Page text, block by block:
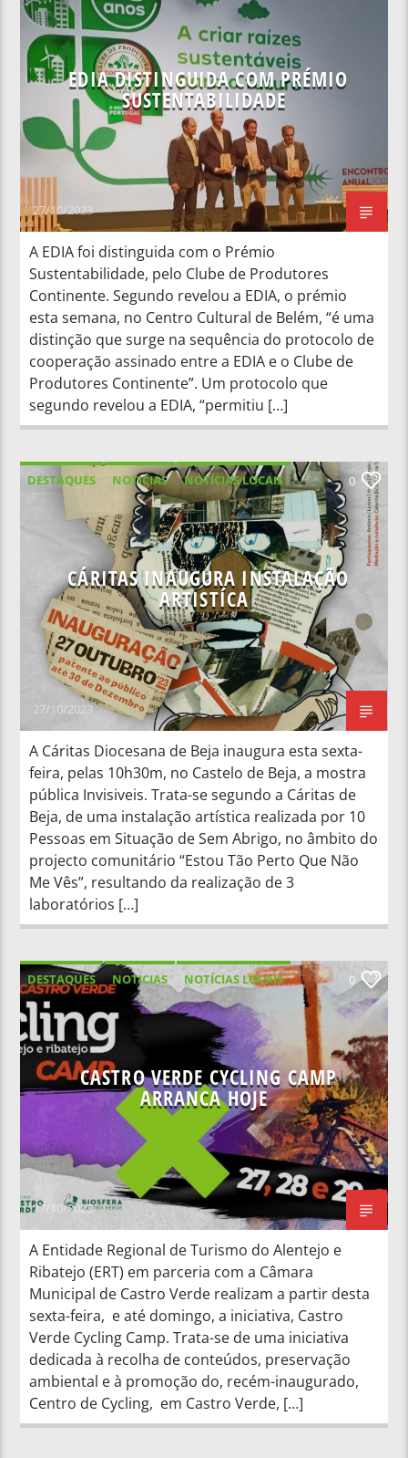
NOTÍCIAS NACIONAIS
EDIA DISTINGUIDA COM PRÉMIO
SUSTENTABILIDADE
27/10/2023
A EDIA foi distinguida com o Prémio
Sustentabilidade, pelo Clube de Produtores
Continente. Segundo revelou a EDIA, o prémio
esta semana, no Centro Cultural de Belém, “é uma
distinção que surge na sequência do protocolo de
cooperação assinado entre a EDIA e o Clube de
Produtores Continente”. Um protocolo que
segundo revelou a EDIA, “permitiu […]
DESTAQUES NOTICIAS
NOTÍCIAS LOCAIS
NOTÍCIAS NACIONAIS
0
CÁRITAS INAUGURA INSTALAÇÃO
ARTISTÍCA
27/10/2023
A Cáritas Diocesana de Beja inaugura esta sexta-
feira, pelas 10h30m, no Castelo de Beja, a mostra
pública Invisiveis. Trata-se segundo a Cáritas de
Beja, de uma instalação artística realizada por 10
Pessoas em Situação de Sem Abrigo, no âmbito do
projecto comunitário “Estou Tão Perto Que Não
Me Vês”, resultando da realização de 3
laboratórios […]
DESTAQUES NOTICIAS
NOTÍCIAS LOCAIS
NOTÍCIAS NACIONAIS
0
CASTRO VERDE CYCLING CAMP
ARRANCA HOJE
27/10/2023
A Entidade Regional de Turismo do Alentejo e
Ribatejo (ERT) em parceria com a Câmara
Municipal de Castro Verde realizam a partir desta
sexta-feira, e até domingo, a iniciativa, Castro
Verde Cycling Camp. Trata-se de uma iniciativa
dedicada à recolha de conteúdos, preservação
ambiental e à promoção do, recém-inaugurado,
Centro de Cycling, em Castro Verde, […]